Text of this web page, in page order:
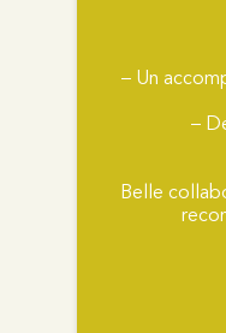
– Un
–
Belle